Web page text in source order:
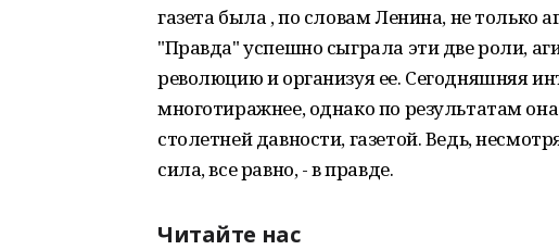
газета была , по словам Ленина, не только
"Правда" успешно сыграла эти две роли,
революцию и организуя ее. Сегодняшняя
многотиражнее, однако по результатам
столетней давности, газетой. Ведь,
сила, все равно, - в правде.
Читайте нас